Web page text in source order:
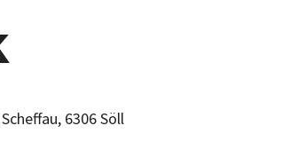
6306 Söll